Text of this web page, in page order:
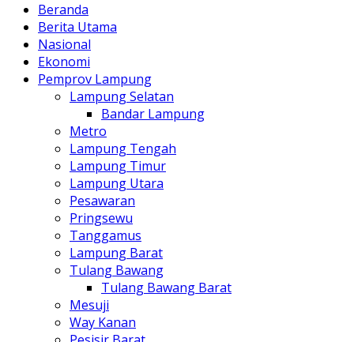
Beranda
Berita Utama
Nasional
Ekonomi
Pemprov Lampung
Lampung Selatan
Bandar Lampung
Metro
Lampung Tengah
Lampung Timur
Lampung Utara
Pesawaran
Pringsewu
Tanggamus
Lampung Barat
Tulang Bawang
Tulang Bawang Barat
Mesuji
Way Kanan